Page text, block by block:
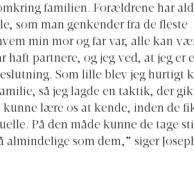
familien. Forældrene har
som man genkender fra de fleste
min mor og far var, alle kan
haft partnere, og jeg ved, at jeg er
Som lille blev jeg hurtigt
så jeg lagde en taktik, der
lære os at kende, inden de
På den måde kunne de tage
almindelige som dem,” siger